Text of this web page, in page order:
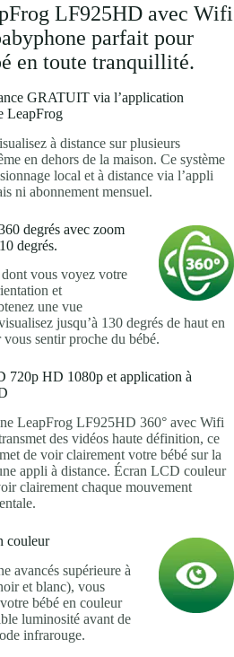
LF925HD avec Wifi
parfait pour
en toute tranquillité.
GRATUIT via l’application
LeapFrog
à distance sur plusieurs
en dehors de la maison. Ce système
local et à distance via l’appli
ni abonnement mensuel.
degrés avec zoom
degrés.
vous voyez votre
et
une vue
jusqu’à 130 degrés de haut en
sentir proche du bébé.
720p HD 1080p et application à
LeapFrog LF925HD 360° avec Wifi
des vidéos haute définition, ce
de voir clairement votre bébé sur la
appli à distance. Écran LCD couleur
clairement chaque mouvement
couleur
avancés supérieure à
et blanc), vous
bébé en couleur
luminosité avant de
infrarouge.